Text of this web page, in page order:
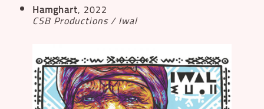
Hamghart, 2022
CSB Productions / Iwal